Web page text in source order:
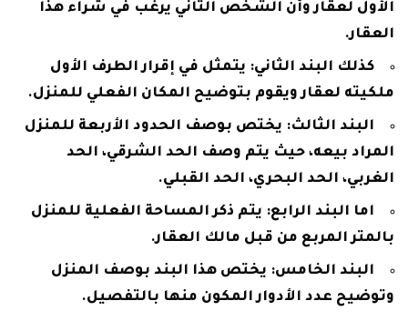
الأول لعقار وأن الشخص الثاني يرغب في شراء هذا
العقار.
كذلك البند الثاني: يتمثل في إقرار الطرف الأول
ملكيته لعقار ويقوم بتوضيح المكان الفعلي للمنزل.
البند الثالث: يختص بوصف الحدود الأربعة للمنزل
المراد بيعه، حيث يتم وصف الحد الشرقي، الحد
الغربي، الحد البحري، الحد القبلي.
اما البند الرابع: يتم ذكر المساحة الفعلية للمنزل
بالمتر المربع من قبل مالك العقار.
البند الخامس: يختص هذا البند بوصف المنزل
وتوضيح عدد الأدوار المكون منها بالتفصيل.